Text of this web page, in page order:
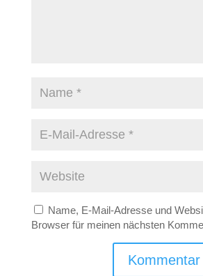
Name, E-Mail-Adresse und
Browser für meinen nächsten